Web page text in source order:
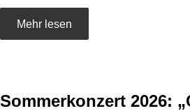
Mehr lesen
Sommerkonzert 2026: